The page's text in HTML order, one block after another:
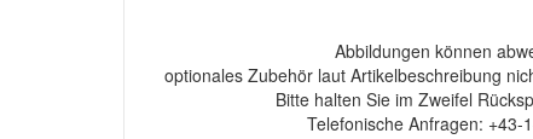
Abbildungen können
optionales Zubehör laut Artikelbeschreibung
Bitte halten Sie im Zweifel
Telefonische Anfragen: +43-